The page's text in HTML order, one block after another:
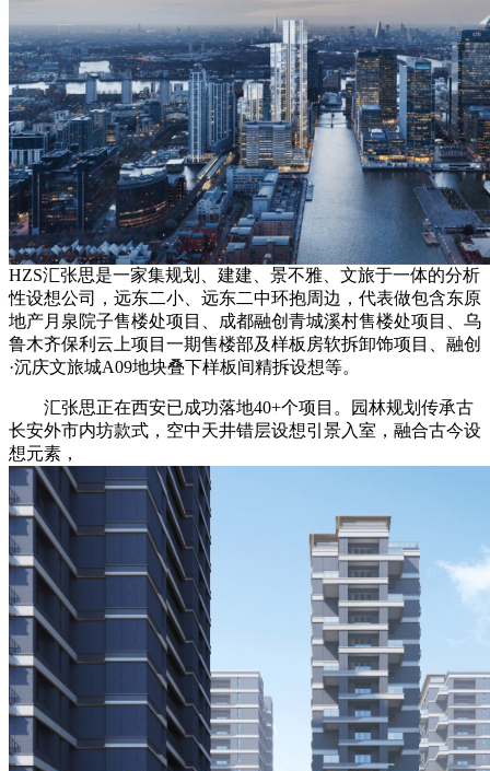
HZS汇张思是一家集规划、建建、景不雅、文旅于一体的分析
性设想公司，远东二小、远东二中环抱周边，代表做包含东原
地产月泉院子售楼处项目、成都融创青城溪村售楼处项目、乌
鲁木齐保利云上项目一期售楼部及样板房软拆卸饰项目、融创
·沉庆文旅城A09地块叠下样板间精拆设想等。
汇张思正在西安已成功落地40+个项目。园林规划传承古
长安外市内坊款式，空中天井错层设想引景入室，融合古今设
想元素，